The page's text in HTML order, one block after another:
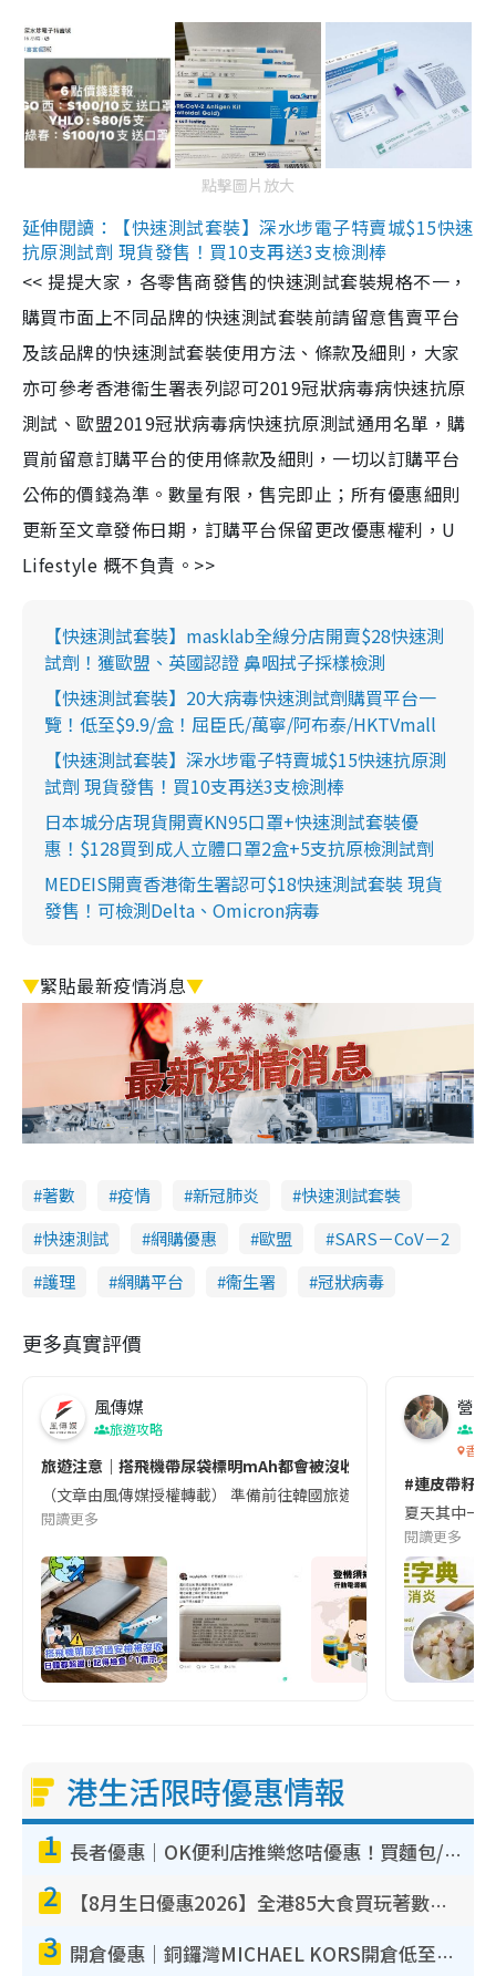
點擊圖片放大
延伸閱讀：【快速測試套裝】深水埗電子特賣城$15快速
抗原測試劑 現貨發售！買10支再送3支檢測棒
<< 提提大家，各零售商發售的快速測試套裝規格不一，
購買市面上不同品牌的快速測試套裝前請留意售賣平台
及該品牌的快速測試套裝使用方法、條款及細則，大家
亦可參考香港衞生署表列認可2019冠狀病毒病快速抗原
測試、歐盟2019冠狀病毒病快速抗原測試通用名單，購
買前留意訂購平台的使用條款及細則，一切以訂購平台
公佈的價錢為準。數量有限，售完即止；所有優惠細則
更新至文章發佈日期，訂購平台保留更改優惠權利，U
Lifestyle 概不負責。>>
【快速測試套裝】masklab全線分店開賣$28快速測
試劑！獲歐盟、英國認證 鼻咽拭子採樣檢測
【快速測試套裝】20大病毒快速測試劑購買平台一
覽！低至$9.9/盒！屈臣氏/萬寧/阿布泰/HKTVmall
【快速測試套裝】深水埗電子特賣城$15快速抗原測
試劑 現貨發售！買10支再送3支檢測棒
日本城分店現貨開賣KN95口罩+快速測試套裝優
惠！$128買到成人立體口罩2盒+5支抗原檢測試劑
MEDEIS開賣香港衛生署認可$18快速測試套裝 現貨
發售！可檢測Delta、Omicron病毒
▼緊貼最新疫情消息▼
著數 疫情 新冠肺炎
快速測試套裝
快速測試
網購優惠 歐盟
SARS－CoV－2
護理
網購平台 衞生署 冠狀病毒
更多真實評價
風傳媒
旅遊攻略
旅遊注意｜搭飛機帶尿袋標明mAh都會被沒收😱出發前切記檢查
（文章由風傳媒授權轉載） 準備前往韓國旅遊的民眾，近期要
閱讀更多
營養
香港
#連皮帶籽
夏天其中一
閱讀更多
港生活限時優惠情報
1 長者優惠｜OK便利店推樂悠咭優惠！買麵包/牛奶/保健品拍卡即減
2 【8月生日優惠2026】全港85大食買玩著數攻略 自助餐/火鍋放題同行免費＋誠品/DONKI送現金券
3 開倉優惠｜銅鑼灣MICHAEL KORS開倉低至17折！直擊$500起買手袋/銀包/鞋款 必買經典Jet Set系列